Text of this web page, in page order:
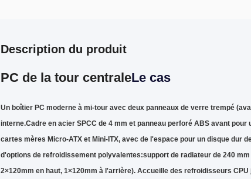
Description du produit
PC de la tour centraleLe cas
Un boîtier PC moderne à mi-tour avec deux panneaux de verre trempé
interne.Cadre en acier SPCC de 4 mm et panneau perforé ABS avant
cartes mères Micro-ATX et Mini-ITX, avec de l'espace pour un disque dur
d'options de refroidissement polyvalentes:support de radiateur de 240
2×120mm en haut, 1×120mm à l'arrière). Accueille des refroidisseurs